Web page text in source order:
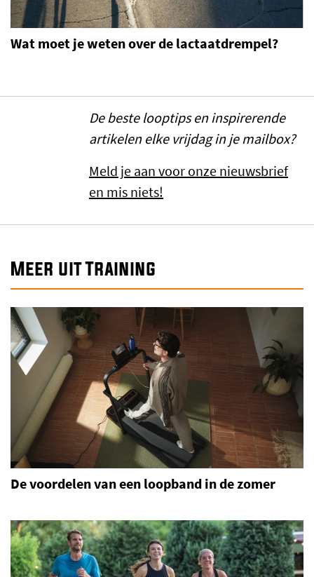
Wat moet je weten over de lactaatdrempel?
De beste looptips en inspirerende
artikelen elke vrijdag in je mailbox?
Meld je aan voor onze nieuwsbrief
en mis niets!
Meer uit Training
De voordelen van een loopband in de zomer